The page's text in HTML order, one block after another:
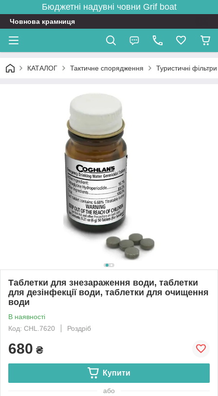
Бюджетні надувні човни Grif boat
Човнова крамниця
КАТАЛОГ Тактичне спорядження Туристичні
Таблетки для знезараження води, таблетки
для дезінфекції води, таблетки для очищення
води
В наявності
Код: CHL.7620
Роздріб
680 ₴
Купити
або